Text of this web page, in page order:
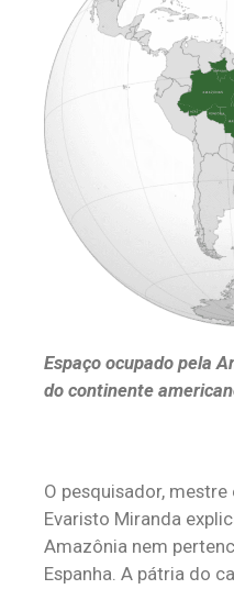
Espaço ocupado pela
do continente
O pesquisador,
Evaristo Miranda
Amazônia nem
Espanha. A pátria do